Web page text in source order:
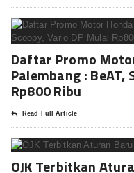
Daftar Promo
Palembang : BeAT,
Rp800 Ribu
Read Full Article
OJK Terbitkan